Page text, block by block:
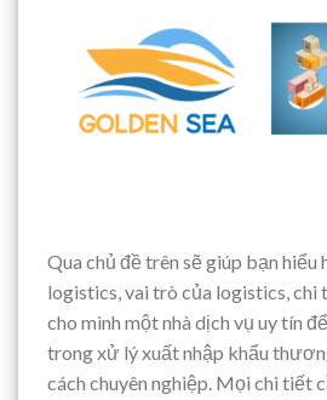
Qua chủ đề trên sẽ giúp bạn hiểu
logistics, vai trò của logistics, chi
cho mình một nhà dịch vụ uy tín
trong xử lý xuất nhập khẩu
cách chuyên nghiệp. Mọi chi tiết